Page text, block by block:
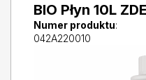
BIO Płyn 10L
Numer produktu:
042A220010